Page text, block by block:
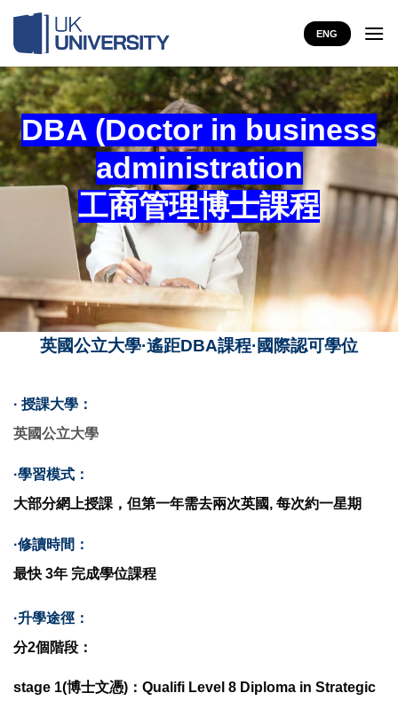
content
ENG
DBA (Doctor in business
administration
工商管理博士課程
英國公立大學·遙距DBA課程·國際認可學位
· 授課大學：
英國公立大學
·學習模式：
大部分網上授課，但第一年需去兩次英國, 每次約一星期
·修讀時間：
最快 3年 完成學位課程
·升學途徑：
分2個階段 ：
stage 1(博士文憑)：Qualifi Level 8 Diploma in Strategic